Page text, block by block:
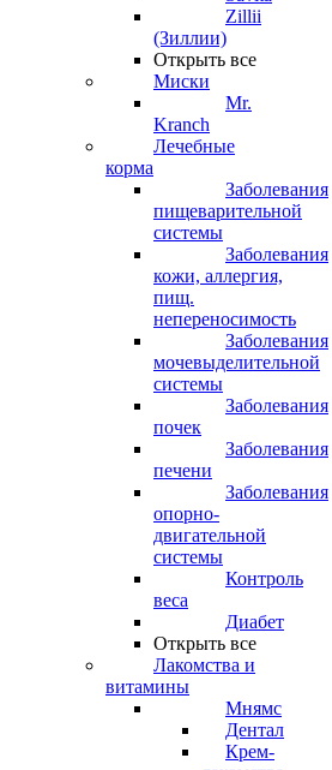
Zillii
(Зиллии)
Открыть все
Миски
Mr.
Kranch
Лечебные
корма
Заболевания
пищеварительной
системы
Заболевания
кожи, аллергия,
пищ.
непереносимость
Заболевания
мочевыделительной
системы
Заболевания
почек
Заболевания
печени
Заболевания
опорно-
двигательной
системы
Контроль
веса
Диабет
Открыть все
Лакомства и
витамины
Мнямс
Дентал
Крем-